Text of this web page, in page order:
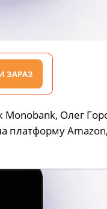
ЗАРАЗ
Monobank, Олег
платформу Amazon,